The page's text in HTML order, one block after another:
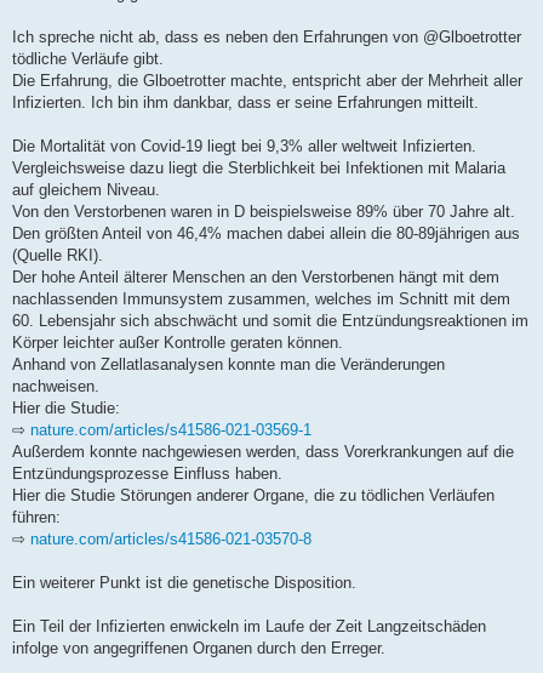
Ich spreche nicht ab, dass es neben den Erfahrungen von @Glboetrotter
tödliche Verläufe gibt.
Die Erfahrung, die Glboetrotter machte, entspricht aber der Mehrheit aller
Infizierten. Ich bin ihm dankbar, dass er seine Erfahrungen mitteilt.
Die Mortalität von Covid-19 liegt bei 9,3% aller weltweit Infizierten.
Vergleichsweise dazu liegt die Sterblichkeit bei Infektionen mit Malaria
auf gleichem Niveau.
Von den Verstorbenen waren in D beispielsweise 89% über 70 Jahre alt.
Den größten Anteil von 46,4% machen dabei allein die 80-89jährigen aus
(Quelle RKI).
Der hohe Anteil älterer Menschen an den Verstorbenen hängt mit dem
nachlassenden Immunsystem zusammen, welches im Schnitt mit dem
60. Lebensjahr sich abschwächt und somit die Entzündungsreaktionen im
Körper leichter außer Kontrolle geraten können.
Anhand von Zellatlasanalysen konnte man die Veränderungen
nachweisen.
Hier die Studie:
⇨ nature.com/articles/s41586-021-03569-1
Außerdem konnte nachgewiesen werden, dass Vorerkrankungen auf die
Entzündungsprozesse Einfluss haben.
Hier die Studie Störungen anderer Organe, die zu tödlichen Verläufen
führen:
⇨ nature.com/articles/s41586-021-03570-8
Ein weiterer Punkt ist die genetische Disposition.
Ein Teil der Infizierten enwickeln im Laufe der Zeit Langzeitschäden
infolge von angegriffenen Organen durch den Erreger.